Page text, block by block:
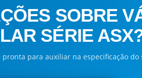
SOBRE
SÉRIE
para auxiliar na especificação do